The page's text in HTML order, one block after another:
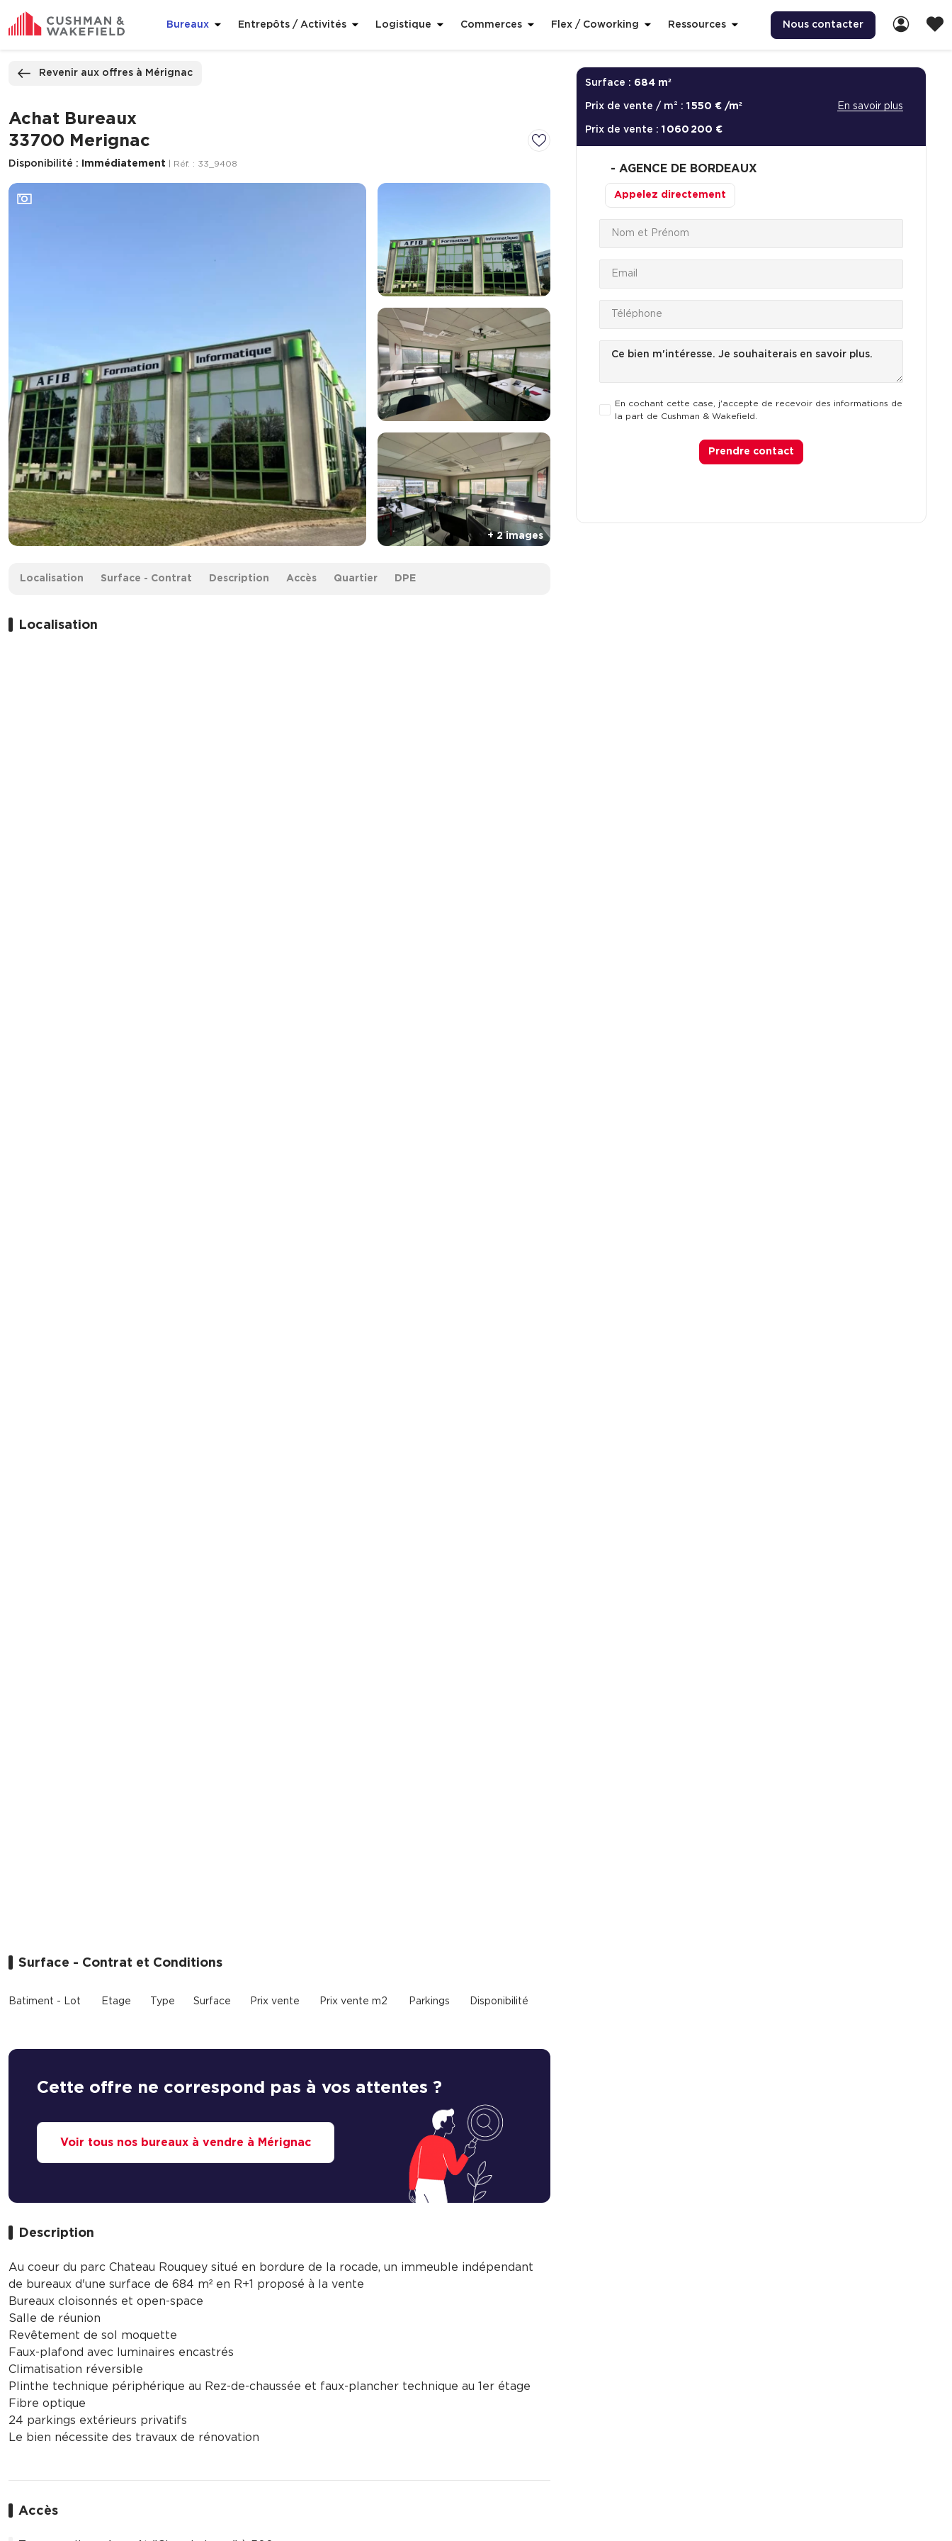
Bureaux Entrepôts / Activités Logistique Commerces Flex / Coworking Ressources Nous contacter
Revenir aux offres à Mérignac
Achat Bureaux
33700 Merignac
Disponibilité : Immédiatement | Réf. : 33_9408
Prix de vente :
Localisation Surface - Contrat Description Accès Quartier DPE
Localisation
Surface - Contrat et Conditions
Batiment - Lot Etage Type Surface Prix vente Prix vente m2 Parkings Disponibilité
Cette offre ne correspond pas à vos attentes ?
Voir tous nos bureaux à vendre à Mérignac
Description
Au coeur du parc Chateau Rouquey situé en bordure de la rocade, un immeuble indépendant
de bureaux d'une surface de 684 m² en R+1 proposé à la vente
Bureaux cloisonnés et open-space
Salle de réunion
Revêtement de sol moquette
Faux-plafond avec luminaires encastrés
Climatisation réversible
Plinthe technique périphérique au Rez-de-chaussée et faux-plancher technique au 1er étage
Fibre optique
24 parkings extérieurs privatifs
Le bien nécessite des travaux de rénovation
Accès
Surface : 684 m²
Prix de vente / m² : 1 550 € /m²
Prix de vente : 1 060 200 €
En savoir plus
- AGENCE DE BORDEAUX
Appelez directement
En cochant cette case, j'accepte de recevoir des informations de
la part de Cushman & Wakefield.
Prendre contact